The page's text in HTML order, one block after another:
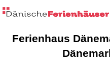
Ferienhaus